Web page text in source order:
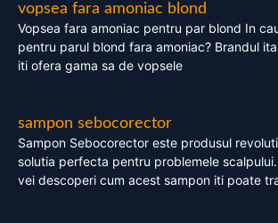
vopsea fara amoniac blond
Vopsea fara amoniac pentru par blond In
pentru parul blond fara amoniac? Brandul
iti ofera gama sa de vopsele
sampon sebocorector
Sampon Sebocorector este produsul
solutia perfecta pentru problemele
vei descoperi cum acest sampon iti poate